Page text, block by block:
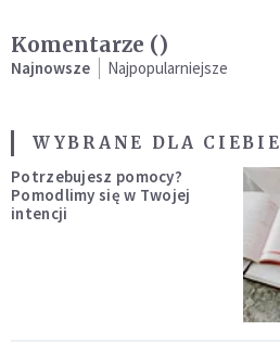
Komentarze ()
Najnowsze Najpopularniejsze
WYBRANE DLA CIEBIE
Potrzebujesz pomocy?
Pomodlimy się w Twojej
intencji